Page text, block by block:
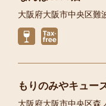
大阪府大阪市中央区
もりのみやキュー
大阪府大阪市中央区